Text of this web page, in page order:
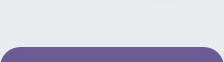
giriş